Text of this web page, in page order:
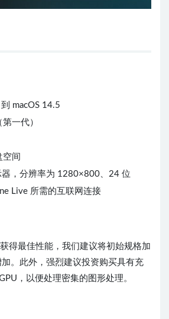
macOS 14.5
一代）
空间
器，分辨率为 1280×800、24 位
Live 所需的互联网连接
得最佳性能，我们建议将初始规格加
。此外，强烈建议投资购买具有充
，以便处理密集的图形处理。